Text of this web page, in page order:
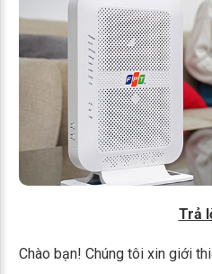
Trả
Chào bạn! Chúng tôi xin giới